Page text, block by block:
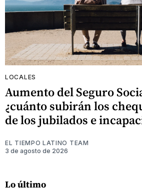
LOCALES
Aumento del Seguro
¿cuánto subirán los
de los jubilados e
EL TIEMPO LATINO TEAM
3 de agosto de 2026
Lo último